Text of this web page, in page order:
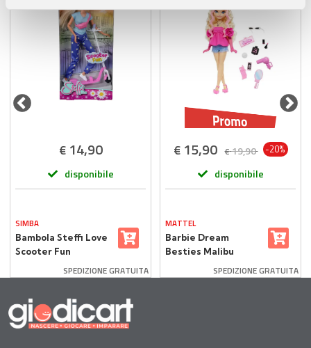
pubblicità e social media, i quali potrebbero combinarle
con altre informazioni che ha fornito loro o che hanno
raccolto dal suo utilizzo dei loro servizi.
€ 14,90
disponibile
SIMBA
Bambola Steffi Love
Scooter Fun
SPEDIZIONE GRATUITA
€ 15,90 €19,90 -20%
disponibile
MATTEL
Barbie Dream
Besties Malibu
Accessori Make-Up
SPEDIZIONE GRATUITA